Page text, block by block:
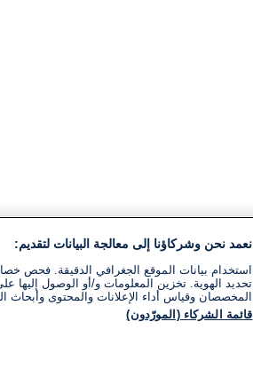
نعمد نحن وشركاؤنا إلى معالجة البيانات لتقديم:
استخدام بيانات الموقع الجغرافي الدقيقة. فحص
تحديد الهوية. تخزين المعلومات و/أو الوصول إليها
المخصصان وقياس أداء الإعلانات والمحتوى وأبحاث
قائمة الشركاء (المورّدون)